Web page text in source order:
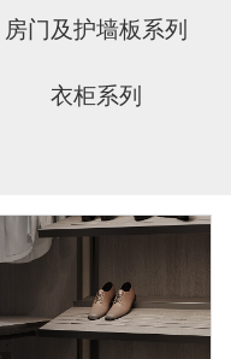
房门及护墙板系列
衣柜系列